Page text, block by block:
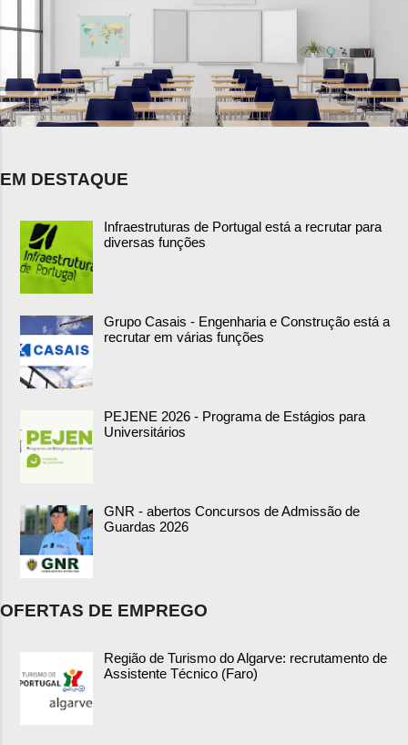
EM DESTAQUE
Infraestruturas de Portugal está a recrutar para
diversas funções
Grupo Casais - Engenharia e Construção está a
recrutar em várias funções
PEJENE 2026 - Programa de Estágios para
Universitários
GNR - abertos Concursos de Admissão de
Guardas 2026
OFERTAS DE EMPREGO
Região de Turismo do Algarve: recrutamento de
Assistente Técnico (Faro)